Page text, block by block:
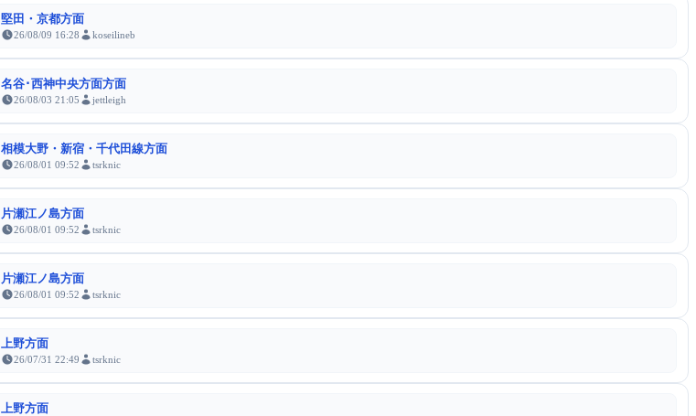
堅田・京都方面
26/08/09 16:28 koseilineb
名谷･西神中央方面方面
26/08/03 21:05 jettleigh
相模大野・新宿・千代田線方面
26/08/01 09:52 tsrknic
片瀬江ノ島方面
26/08/01 09:52 tsrknic
片瀬江ノ島方面
26/08/01 09:52 tsrknic
上野方面
26/07/31 22:49 tsrknic
上野方面